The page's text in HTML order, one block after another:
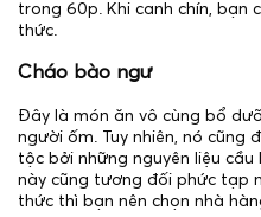
trong 60p. Khi canh chín, bạn
thức.
Cháo bào ngư
Đây là món ăn vô cùng bổ
người ốm. Tuy nhiên, nó cũng
tộc bởi những nguyên liệu
này cũng tương đối phức tạp
thức thì bạn nên chọn nhà